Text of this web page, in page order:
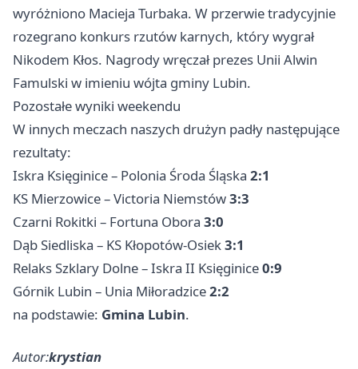
wyróżniono Macieja Turbaka. W przerwie tradycyjnie
rozegrano konkurs rzutów karnych, który wygrał
Nikodem Kłos. Nagrody wręczał prezes Unii Alwin
Famulski w imieniu wójta gminy Lubin.
Pozostałe wyniki weekendu
W innych meczach naszych drużyn padły następujące
rezultaty:
Iskra Księginice – Polonia Środa Śląska 2:1
KS Mierzowice – Victoria Niemstów3:3
Czarni Rokitki – Fortuna Obora 3:0
Dąb Siedliska – KS Kłopotów-Osiek3:1
Relaks Szklary Dolne – Iskra II Księginice0:9
Górnik Lubin – Unia Miłoradzice2:2
na podstawie: Gmina Lubin.
Autor:krystian